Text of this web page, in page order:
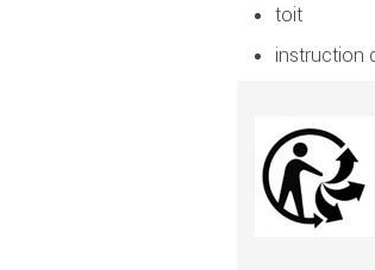
toit
instruction